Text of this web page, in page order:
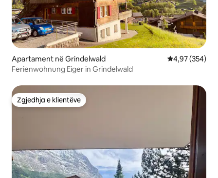
Apartament në Grindelwald Vlerësimi
4,97 (354)
Ferienwohnung Eiger in Grindelwald
Zgjedhja e klientëve
Zgjedhja e klientëve